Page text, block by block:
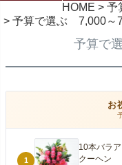
HOME
予
予算で選ぶ 7,000～
予算で
お
1
10本バラ
クーヘン